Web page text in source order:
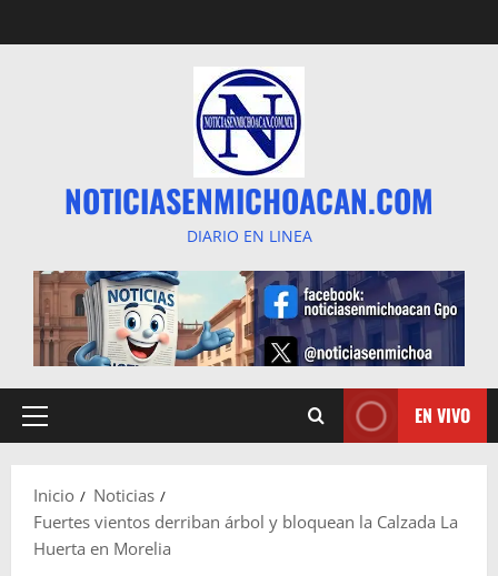
al
NOTICIASENMICHOACAN.COM
DIARIO EN LINEA
Menú
EN VIVO
Inicio
Noticias
Fuertes vientos derriban árbol y bloquean la Calzada La
Huerta en Morelia